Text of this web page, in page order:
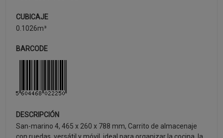
CUBICAJE
0.1026m³
BARCODE
DESCRIPCIÓN
San-marino 4, 465 x 260 x 788 mm, Carrito de almacenaje